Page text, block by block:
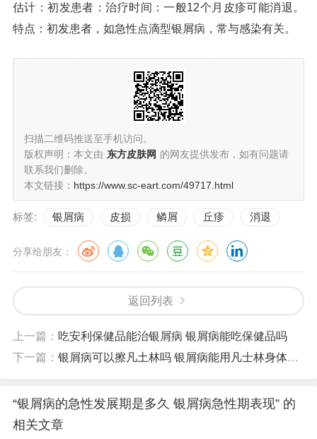
估计：初发患者：治疗时间：一般12个月皮疹可能消退。
特点：初发患者，如急性点滴型银屑病，常与感染有关。
扫描二维码推送至手机访问。
版权声明：本文由 东方皮肤网 的网友提供发布，如有问题请
联系我们删除。
本文链接： https://www.sc-eart.com/49717.html
标签: 银屑病 皮损 鳞屑 丘疹 消退
分享给朋友：
返回列表
上一篇： 吃安利保健品能治银屑病 银屑病能吃保健品吗
下一篇： 银屑病可以擦凡土林吗 银屑病能用凡士林身体乳吗
“银屑病的急性发展期是多久 银屑病急性期表现” 的
相关文章